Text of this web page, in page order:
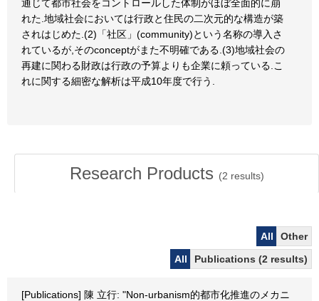
通じて都市社会をコントロールした体制がほぼ全面的に崩
れた.地域社会においては行政と住民の二次元的な構造が築
されはじめた.(2)「社区」(community)という名称の導入さ
れているが,そのconceptがまた不明確である.(3)地域社会の
再建に関わる財政は行政の予算よりも企業に頼っている.こ
れに関する細密な解析は平成10年度で行う.
Research Products (2 results)
All
Other
All
Publications (2 results)
[Publications] 陳 立行: "Non-urbanism的都市化推進のメカニ